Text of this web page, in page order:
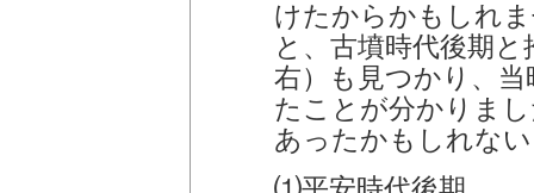
けたからかもしれ
と、古墳時代後期
右）も見つかり、
たことが分かりま
あったかもしれな